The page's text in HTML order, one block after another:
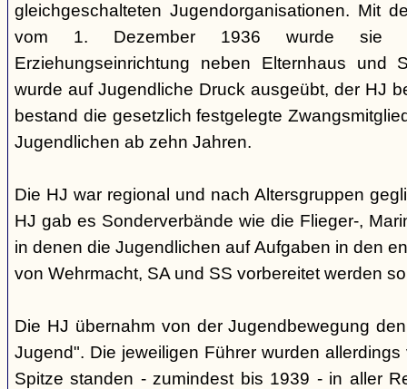
gleichgeschalteten Jugendorganisationen. Mit
vom 1. Dezember 1936 wurde sie
Erziehungseinrichtung neben Elternhaus und
wurde auf Jugendliche Druck ausgeübt, der HJ
bestand die gesetzlich festgelegte
Jugendlichen ab zehn Jahren.
Die HJ war regional und nach Altersgruppen
HJ gab es Sonderverbände wie die Flieger-,
in denen die Jugendlichen auf Aufgaben in den
von Wehrmacht, SA und SS vorbereitet werden
Die HJ übernahm von der Jugendbewegung
Jugend". Die jeweiligen Führer wurden
Spitze standen - zumindest bis 1939 - in aller